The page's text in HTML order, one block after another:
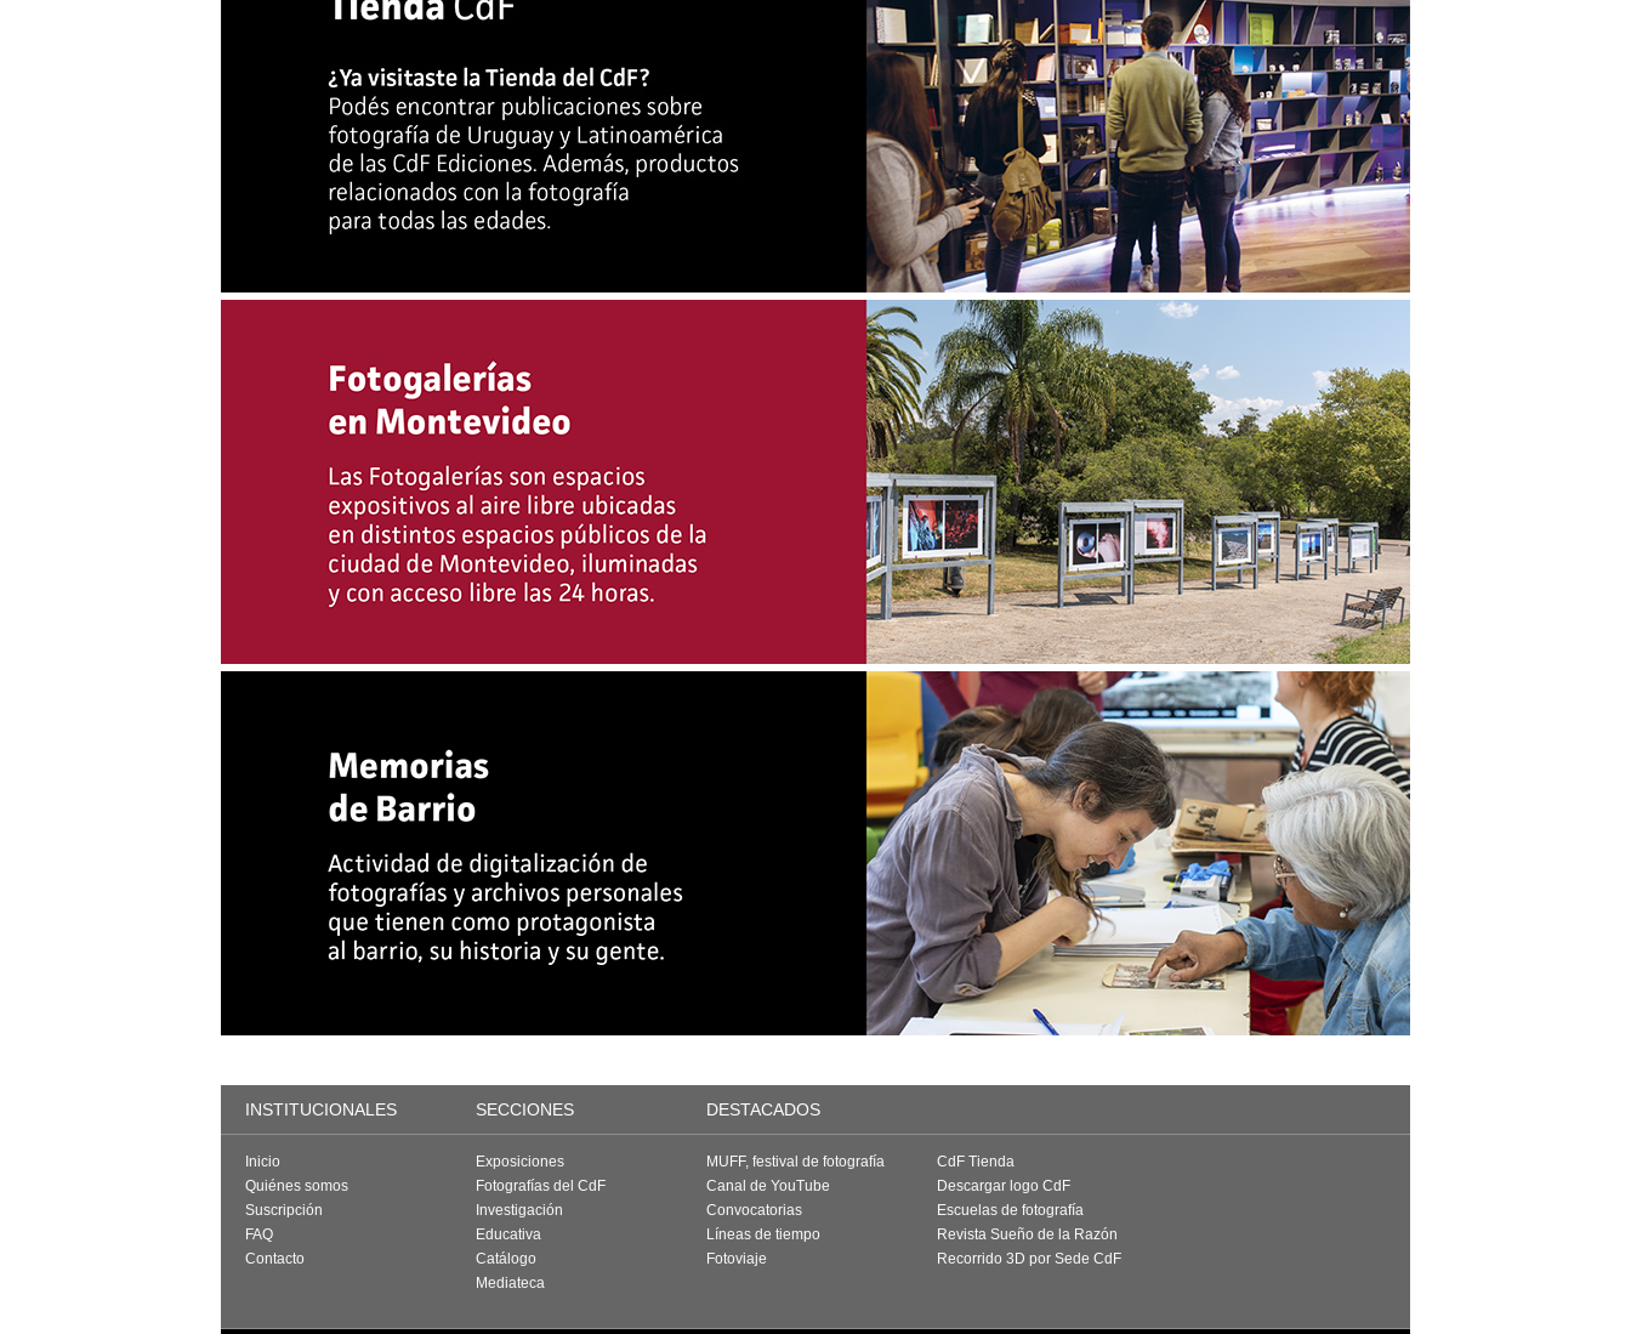
INSTITUCIONALES SECCIONES DESTACADOS
Inicio
Quiénes somos
Suscripción
FAQ
Contacto
Exposiciones
Fotografías del CdF
Investigación
Educativa
Catálogo
Mediateca
MUFF, festival de fotografía
Canal de YouTube
Convocatorias
Líneas de tiempo
Fotoviaje
CdF Tienda
Descargar logo CdF
Escuelas de fotografía
Revista Sueño de la Razón
Recorrido 3D por Sede CdF